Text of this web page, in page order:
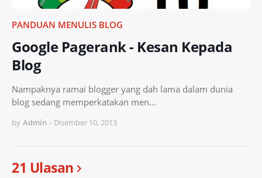
PANDUAN MENULIS BLOG
Google Pagerank - Kesan Kepada
Blog
Nampaknya ramai blogger yang dah lama dalam dunia
blog sedang memperkatakan men…
by Admin - Disember 10, 2013
21 Ulasan